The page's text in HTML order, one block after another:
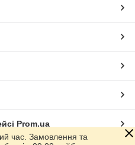
Prom.ua
час. Замовлення та